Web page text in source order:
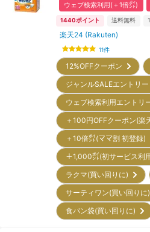
ウェブ検索利用(＋1倍㌽)
1440ポイント 送料無料
楽天24 (Rakuten)
11件
12%OFFクーポン
ジャンルSALEエントリ
ウェブ検索利用エント
＋100円OFFクーポン(
＋10倍㌽(ママ割 初登録
＋1,000㌽(初サービス
ラクマ(買い回りに)
サーティワン(買い回り
食パン袋(買い回りに)